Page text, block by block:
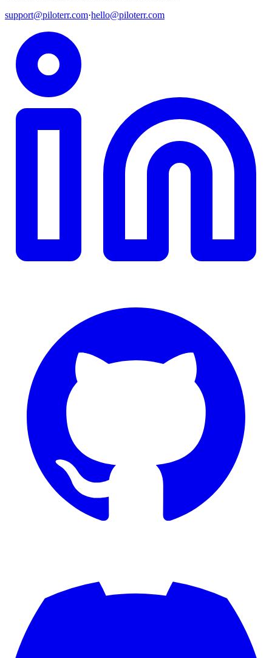
support@piloterr.com·hello@piloterr.com